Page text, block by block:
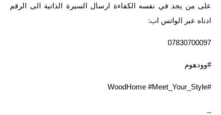
على من يجد في نفسه الكفاءة ارسال السيرة الذاتية الى الرقم
ادناه عبر الواتس اب:
07830700097
#وودهوم
‏#WoodHome #Meet_Your_Style